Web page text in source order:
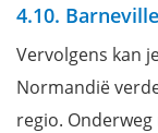
4.10.
Vervolgens kan
Normandië
regio.